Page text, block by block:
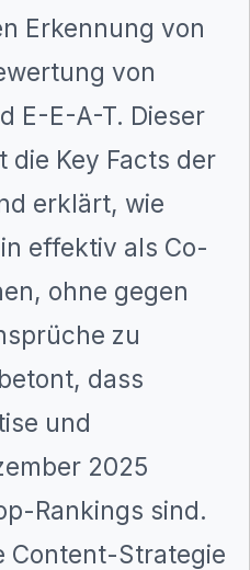
Erkennung von
von
E-E-A-T. Dieser
die Key Facts der
erklärt, wie
effektiv als Co-
ohne gegen
zu
dass
und
2025
Rankings sind.
Content-Strategie